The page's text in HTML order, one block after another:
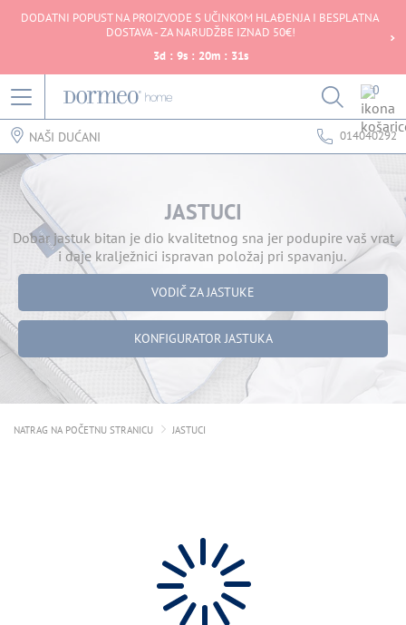
DODATNI POPUST NA PROIZVODE S UČINKOM HLAĐENJA I BESPLATNA
DOSTAVA - ZA NARUDŽBE IZNAD 50€!
3d : 9s : 20m : 31s
0
NAŠI DUĆANI 014040292
JASTUCI
Dobar jastuk bitan je dio kvalitetnog sna jer podupire vaš vrat
i daje kralježnici ispravan položaj pri spavanju.
VODIČ ZA JASTUKE
KONFIGURATOR JASTUKA
NATRAG NA POČETNU STRANICU JASTUCI